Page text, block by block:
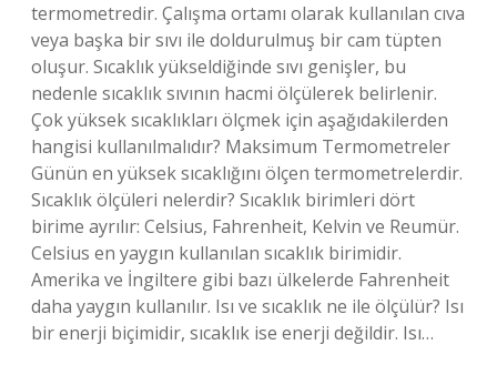
termometredir. Çalışma ortamı olarak kullanılan cıva
veya başka bir sıvı ile doldurulmuş bir cam tüpten
oluşur. Sıcaklık yükseldiğinde sıvı genişler, bu
nedenle sıcaklık sıvının hacmi ölçülerek belirlenir.
Çok yüksek sıcaklıkları ölçmek için aşağıdakilerden
hangisi kullanılmalıdır? Maksimum Termometreler
Günün en yüksek sıcaklığını ölçen termometrelerdir.
Sıcaklık ölçüleri nelerdir? Sıcaklık birimleri dört
birime ayrılır: Celsius, Fahrenheit, Kelvin ve Reumür.
Celsius en yaygın kullanılan sıcaklık birimidir.
Amerika ve İngiltere gibi bazı ülkelerde Fahrenheit
daha yaygın kullanılır. Isı ve sıcaklık ne ile ölçülür? Isı
bir enerji biçimidir, sıcaklık ise enerji değildir. Isı…